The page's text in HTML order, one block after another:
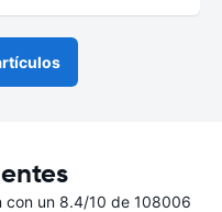
con un 8.4/10 de 108006